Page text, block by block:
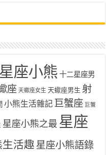
座小熊 十二星座男
座 天蠍座女生 天蠍座男生 射
小熊生活雜記 巨蟹座 巨蟹
星座小熊之最 星座
活趣 星座小熊語錄